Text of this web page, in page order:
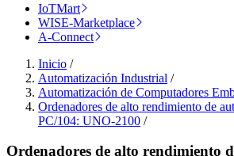
IoTMart
WISE-Marketplace
A-Connect
Inicio /
Automatización Industrial /
Automatización de Computadores
Ordenadores de alto rendimiento de
PC/104: UNO-2100 /
Ordenadores de alto rendimiento